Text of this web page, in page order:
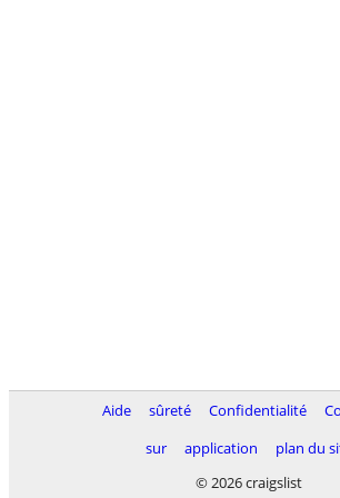
Aide sûreté Confidentialité
sur
application
plan du
© 2026 craigslist